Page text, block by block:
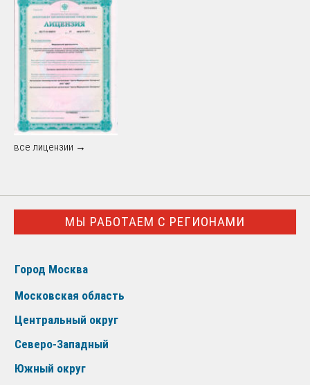
все лицензии →
МЫ РАБОТАЕМ С РЕГИОНАМИ
Город Москва
Московская область
Центральный округ
Северо-Западный
Южный округ